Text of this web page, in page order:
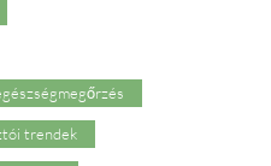
trendek